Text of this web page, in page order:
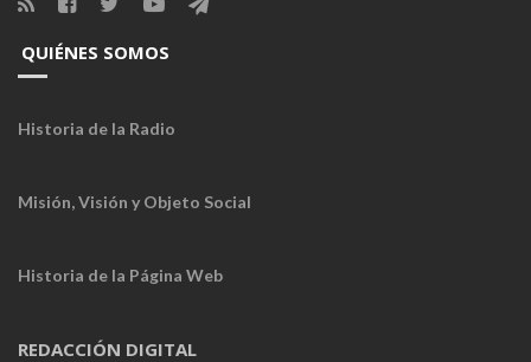
QUIÉNES SOMOS
Historia de la Radio
Misión, Visión y Objeto Social
Historia de la Página Web
REDACCIÓN DIGITAL